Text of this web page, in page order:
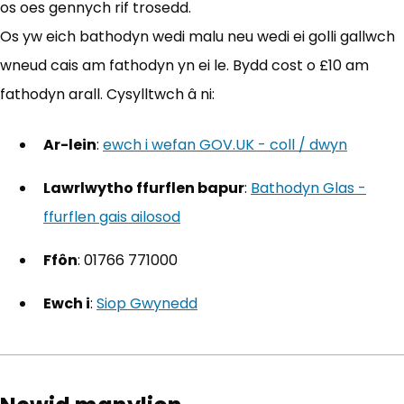
os oes gennych rif trosedd.
Os yw eich bathodyn wedi malu neu wedi ei golli gallwch
wneud cais am fathodyn yn ei le. Bydd cost o £10 am
fathodyn arall. Cysylltwch â ni:
Ar-lein: ewch i wefan GOV.UK - coll / dwyn
Lawrlwytho ffurflen bapur: Bathodyn Glas -
ffurflen gais ailosod
Ffôn: 01766 771000
Ewch i: Siop Gwynedd